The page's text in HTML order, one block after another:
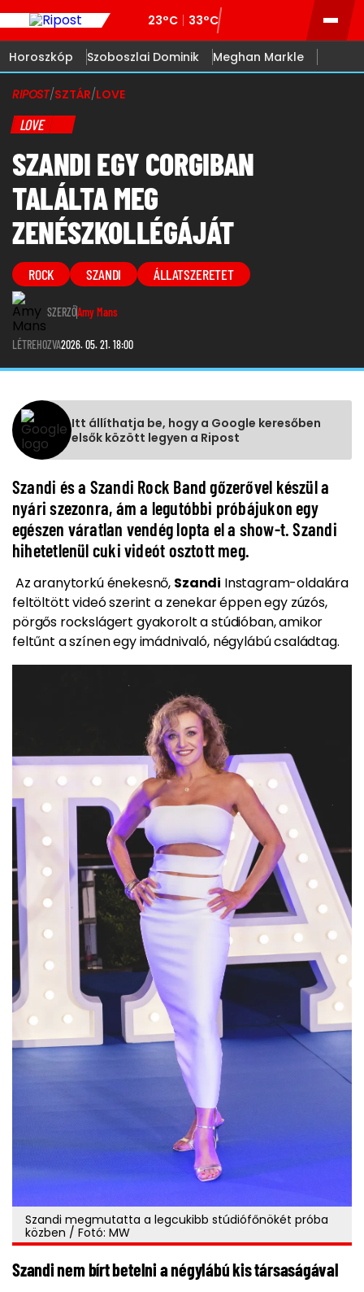
23°C 33°C
Horoszkóp Szoboszlai Dominik Meghan Markle
RIPOST/SZTÁR/LOVE
LOVE
SZANDI EGY CORGIBAN
TALÁLTA MEG
ZENÉSZKOLLÉGÁJÁT
ROCK SZANDI ÁLLATSZERETET
SZERZŐAmy Mans
LÉTREHOZVA2026. 05. 21. 18:00
Itt állíthatja be, hogy a Google keresőben
elsők között legyen a Ripost
Szandi és a Szandi Rock Band gőzerővel készül a
nyári szezonra, ám a legutóbbi próbájukon egy
egészen váratlan vendég lopta el a show-t. Szandi
hihetetlenül cuki videót osztott meg.
Az aranytorkú énekesnő, Szandi Instagram-oldalára
feltöltött videó szerint a zenekar éppen egy zúzós,
pörgős rockslágert gyakorolt a stúdióban, amikor
feltűnt a színen egy imádnivaló, négylábú családtag.
Szandi megmutatta a legcukibb stúdiófőnökét próba
közben / Fotó: MW
Szandi nem bírt betelni a négylábú kis társaságával